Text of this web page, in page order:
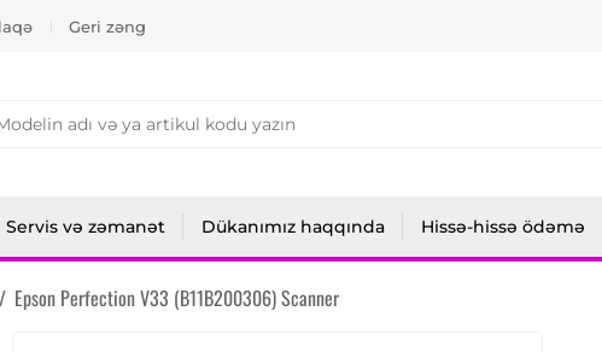
Geri zəng
Servis və zəmanət Dükanımız haqqında Hissə-hissə ödəmə
/ Epson Perfection V33 (B11B200306) Scanner